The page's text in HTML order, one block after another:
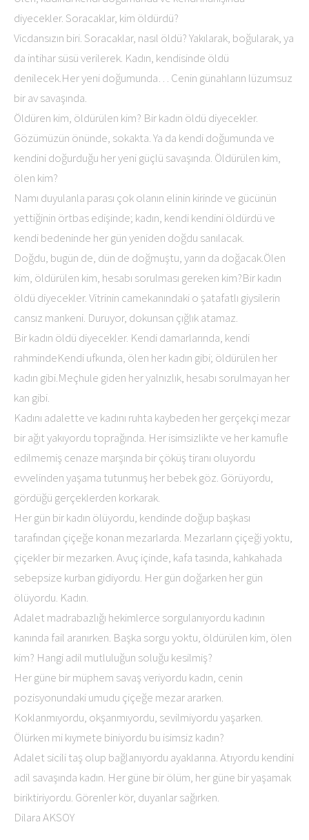
diyecekler. Soracaklar, kim öldürdü?
Vicdansızın biri. Soracaklar, nasıl öldü? Yakılarak, boğularak, ya
da intihar süsü verilerek. Kadın, kendisinde öldü
denilecek.Her yeni doğumunda… Cenin günahların lüzumsuz
bir av savaşında.
Öldüren kim, öldürülen kim? Bir kadın öldü diyecekler.
Gözümüzün önünde, sokakta. Ya da kendi doğumunda ve
kendini doğurduğu her yeni güçlü savaşında. Öldürülen kim,
ölen kim?
Namı duyulanla parası çok olanın elinin kirinde ve gücünün
yettiğinin örtbas edişinde; kadın, kendi kendini öldürdü ve
kendi bedeninde her gün yeniden doğdu sanılacak.
Doğdu, bugün de, dün de doğmuştu, yarın da doğacak.Ölen
kim, öldürülen kim, hesabı sorulması gereken kim?Bir kadın
öldü diyecekler. Vitrinin camekanındaki o şatafatlı giysilerin
cansız mankeni. Duruyor, dokunsan çığlık atamaz.
Bir kadın öldü diyecekler. Kendi damarlarında, kendi
rahmindeKendi ufkunda, ölen her kadın gibi; öldürülen her
kadın gibi.Meçhule giden her yalnızlık, hesabı sorulmayan her
kan gibi.
Kadını adalette ve kadını ruhta kaybeden her gerçekçi mezar
bir ağıt yakıyordu toprağında. Her isimsizlikte ve her kamufle
edilmemiş cenaze marşında bir çöküş tiranı oluyordu
evvelinden yaşama tutunmuş her bebek göz. Görüyordu,
gördüğü gerçeklerden korkarak.
Her gün bir kadın ölüyordu, kendinde doğup başkası
tarafından çiçeğe konan mezarlarda. Mezarların çiçeği yoktu,
çiçekler bir mezarken. Avuç içinde, kafa tasında, kahkahada
sebepsize kurban gidiyordu. Her gün doğarken her gün
ölüyordu. Kadın.
Adalet madrabazlığı hekimlerce sorgulanıyordu kadının
kanında fail aranırken. Başka sorgu yoktu, öldürülen kim, ölen
kim? Hangi adil mutluluğun soluğu kesilmiş?
Her güne bir müphem savaş veriyordu kadın, cenin
pozisyonundaki umudu çiçeğe mezar ararken.
Koklanmıyordu, okşanmıyordu, sevilmiyordu yaşarken.
Ölürken mi kıymete biniyordu bu isimsiz kadın?
Adalet sicili taş olup bağlanıyordu ayaklarına. Atıyordu kendini
adil savaşında kadın. Her güne bir ölüm, her güne bir yaşamak
biriktiriyordu. Görenler kör, duyanlar sağırken.
Dilara AKSOY